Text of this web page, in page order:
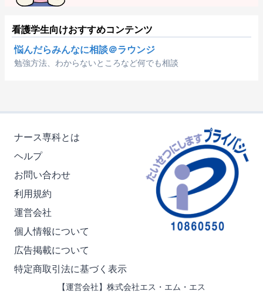
看護学生向けおすすめコンテンツ
悩んだらみんなに相談＠ラウンジ
勉強方法、わからないところなど何でも相談
ナース専科とは
ヘルプ
お問い合わせ
利用規約
運営会社
個人情報について
広告掲載について
特定商取引法に基づく表示
【運営会社】株式会社エス・エム・エス